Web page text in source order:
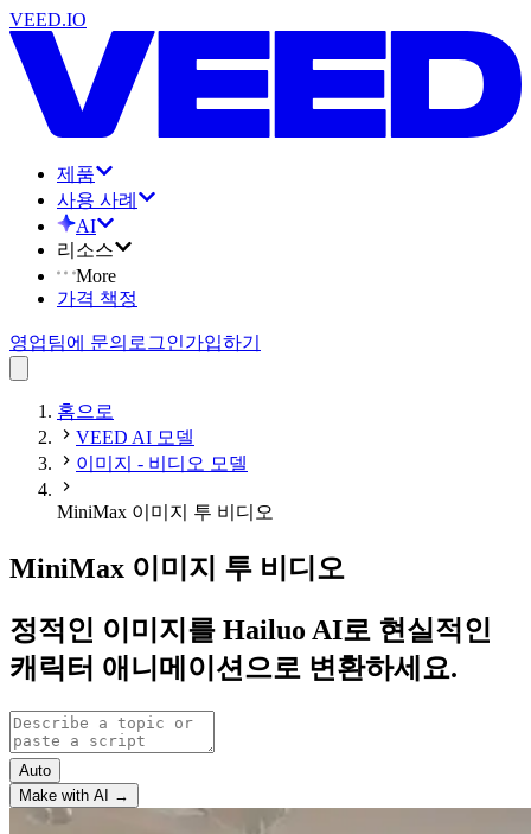
VEED.IO
제품
사용 사례
AI
리소스
More
가격 책정
영업팀에 문의 로그인가입하기
홈으로
VEED AI 모델
이미지 - 비디오 모델
MiniMax 이미지 투 비디오
MiniMax 이미지 투 비디오
정적인 이미지를 Hailuo AI로 현실적인
캐릭터 애니메이션으로 변환하세요.
Auto
Make with AI →